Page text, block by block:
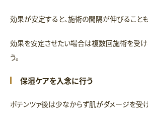
効果が安定すると、施術の間隔が伸びることも
効果を安定させたい場合は複数回施術を受け
う。
保湿ケアを入念に行う
ポテンツァ後は少なからず肌がダメージを受